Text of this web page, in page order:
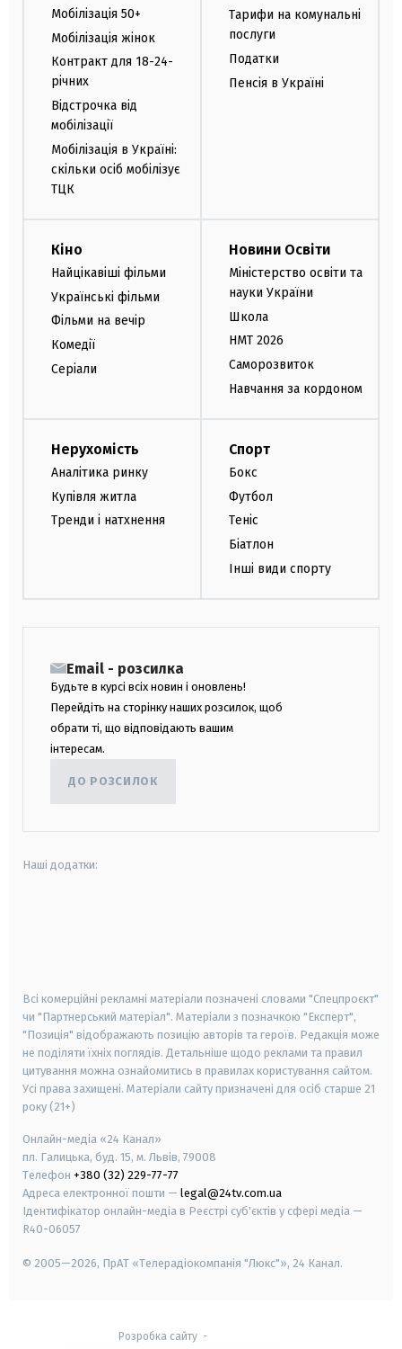
Мобілізація 50+
Мобілізація жінок
Контракт для 18-24-
річних
Відстрочка від
мобілізації
Мобілізація в Україні:
скільки осіб мобілізує
ТЦК
Тарифи на комунальні
послуги
Податки
Пенсія в Україні
Кіно
Найцікавіші фільми
Українські фільми
Фільми на вечір
Комедії
Серіали
Новини Освіти
Міністерство освіти та
науки України
Школа
НМТ 2026
Саморозвиток
Навчання за кордоном
Нерухомість
Аналітика ринку
Купівля житла
Тренди і натхнення
Спорт
Бокс
Футбол
Теніс
Біатлон
Інші види спорту
Email - розсилка
Будьте в курсі всіх новин і оновлень!
Перейдіть на сторінку наших розсилок, щоб
обрати ті, що відповідають вашим
інтересам.
ДО РОЗСИЛОК
Наші додатки:
Всі комерційні рекламні матеріали позначені словами "Спецпроєкт"
чи "Партнерський матеріал". Матеріали з позначкою "Експерт",
"Позиція" відображають позицію авторів та героїв. Редакція може
не поділяти їхніх поглядів. Детальніше щодо реклами та правил
цитування можна ознайомитись в правилах користування сайтом.
Усі права захищені. Матеріали сайту призначені для осіб старше 21
року (21+)
Онлайн-медіа «24 Канал»
пл. Галицька, буд. 15, м. Львів, 79008
Телефон +380 (32) 229-77-77
Адреса електронної пошти — legal@24tv.com.ua
Ідентифікатор онлайн-медіа в Реєстрі суб'єктів у сфері медіа —
R40-06057
© 2005—2026, ПрАТ «Телерадіокомпанія "Люкс"», 24 Канал.
Розробка сайту-